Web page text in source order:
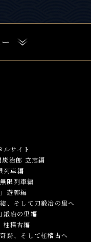
ルサイト
炭治郎 立志編
列車編
限列車編
遊郭編
、そして刀鍛冶の里へ
鍛冶の里編
柱稽古編
跡、そして柱稽古へ